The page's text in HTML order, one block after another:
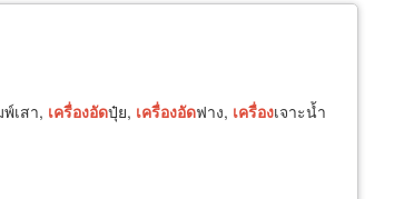
เสา, เครื่องอัดปุ๋ย, เครื่องอัดฟาง, เครื่องเจาะน้ำ